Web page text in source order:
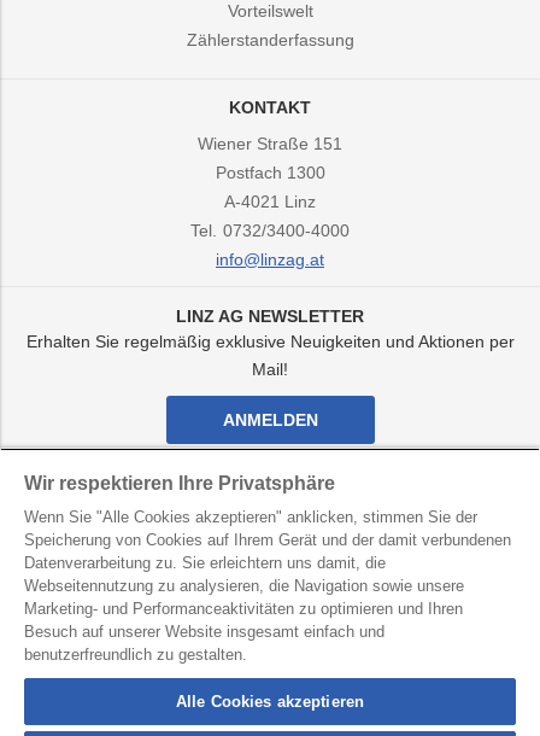
Vorteilswelt
Zählerstanderfassung
KONTAKT
Wiener Straße 151
Postfach 1300
A-4021 Linz
Tel. 0732/3400-4000
info@linzag.at
LINZ AG NEWSLETTER
Erhalten Sie regelmäßig exklusive Neuigkeiten und Aktionen per
Mail!
ANMELDEN
Facebook
von
LINZ
AG
Twitter
Kanal
von
LINZ
AG
Youtube
von
LINZ
AG
von
LINZ
AG
LINZ AG für Energie, Telekommunikation, Verkehr und
Kommunale Dienste
Kontakt Datenschutz
Barrierefreiheit
Impressum
Wir respektieren Ihre Privatsphäre
Wenn Sie "Alle Cookies akzeptieren" anklicken, stimmen Sie der
Speicherung von Cookies auf Ihrem Gerät und der damit verbundenen
Datenverarbeitung zu. Sie erleichtern uns damit, die
Webseitennutzung zu analysieren, die Navigation sowie unsere
Marketing- und Performanceaktivitäten zu optimieren und Ihren
Besuch auf unserer Website insgesamt einfach und
benutzerfreundlich zu gestalten.
Alle Cookies akzeptieren